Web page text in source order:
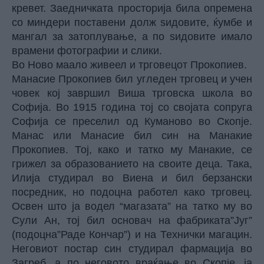
кревет. Заедничката просторија била опремена
со миндери поставени долж ѕидовите, ќумбе и
мангал за затоплување, а по ѕидовите имало
врамени фотографии и слики.
Во Ново маало живеел и трговецот Прокопиев.
Манасие Прокопиев бил угледен трговец и учен
човек кој завршил Виша трговска школа во
Софија. Во 1915 година тој со својата сопруга
Софија се преселил од Куманово во Скопје.
Манас или Манасие бил син на Манакие
Прокопиев. Тој, како и татко му Манакие, се
грижел за образованието на своите деца. Така,
Илија студирал во Виена и бил берзански
посредник, но подоцна работел како трговец.
Освен што ја водел “магазата” на татко му во
Сули Ан, тој бил основач на фабриката”Југ”
(подоцна”Раде Кончар”) и на Технички магацин.
Неговиот постар син студирал фармација во